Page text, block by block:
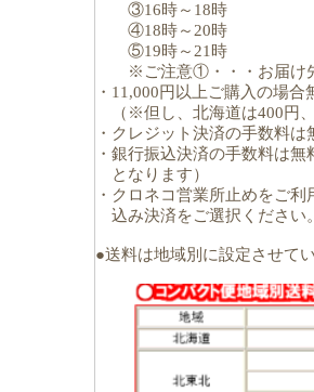
③16時～18時
④18時～20時
⑤19時～21時
※ご注意①・・・お届け先
・11,000円以上ご購入の場
（※但し、北海道は400円
・クレジット決済の手数料は
・銀行振込決済の手数料は
となります）
・クロネコ営業所止めをご
込み決済をご選択ください
●送料は地域別に設定させて